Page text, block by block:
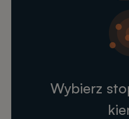
Wybierz